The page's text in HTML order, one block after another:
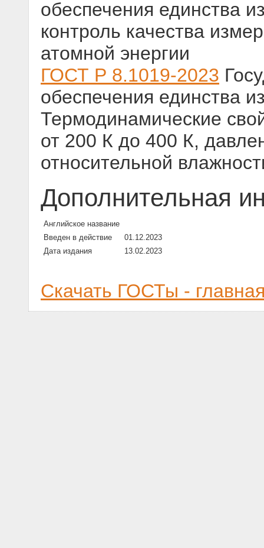
обеспечения единства
контроль качества
атомной энергии
ГОСТ Р 8.1019-2023
обеспечения единства
Термодинамические
от 200 К до 400 К,
относительной
Дополнительная
Английское название
Введен в действие
01.12.2023
Дата издания
13.02.2023
Скачать ГОСТы -